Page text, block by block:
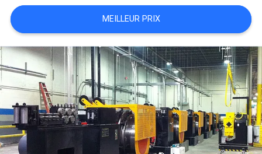
DEMANDEZ
UNE
CITATION
PLAN
DU
SITE
MEILLEUR PRIX